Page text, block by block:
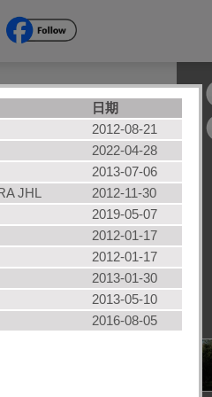
貓
海灘
車輛
使用者拼圖
所有类别
日期
2012-08-21
2022-04-28
2013-07-06
JHL
2012-11-30
2019-05-07
2012-01-17
2012-01-17
2013-01-30
2013-05-10
2016-08-05